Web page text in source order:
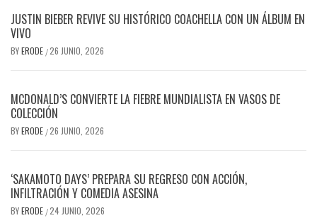
JUSTIN BIEBER REVIVE SU HISTÓRICO COACHELLA CON UN ÁLBUM EN
VIVO
BYERODE /26 JUNIO, 2026
MCDONALD’S CONVIERTE LA FIEBRE MUNDIALISTA EN VASOS DE
COLECCIÓN
BYERODE /26 JUNIO, 2026
‘SAKAMOTO DAYS’ PREPARA SU REGRESO CON ACCIÓN,
INFILTRACIÓN Y COMEDIA ASESINA
BYERODE /24 JUNIO, 2026